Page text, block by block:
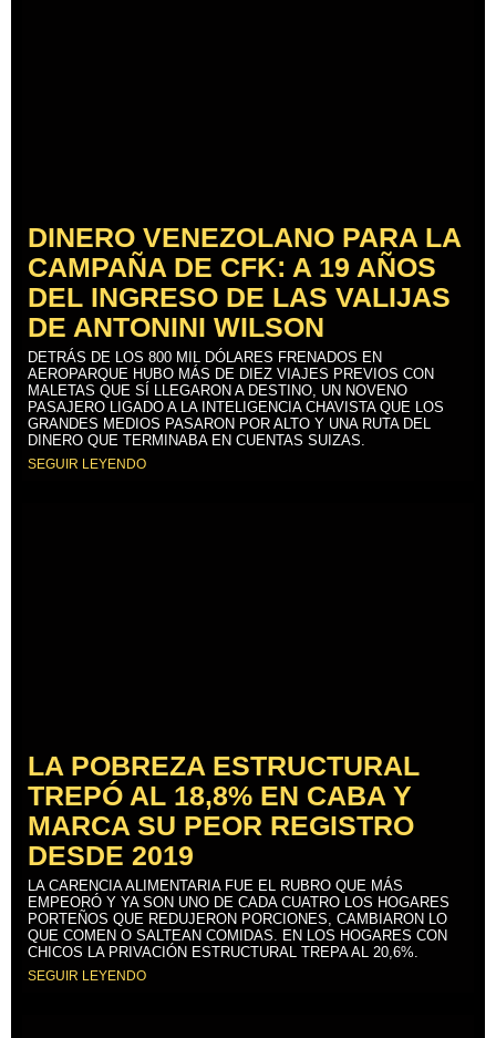
DINERO VENEZOLANO PARA LA
CAMPAÑA DE CFK: A 19 AÑOS
DEL INGRESO DE LAS VALIJAS
DE ANTONINI WILSON
DETRÁS DE LOS 800 MIL DÓLARES FRENADOS EN
AEROPARQUE HUBO MÁS DE DIEZ VIAJES PREVIOS CON
MALETAS QUE SÍ LLEGARON A DESTINO, UN NOVENO
PASAJERO LIGADO A LA INTELIGENCIA CHAVISTA QUE LOS
GRANDES MEDIOS PASARON POR ALTO Y UNA RUTA DEL
DINERO QUE TERMINABA EN CUENTAS SUIZAS.
SEGUIR LEYENDO
LA POBREZA ESTRUCTURAL
TREPÓ AL 18,8% EN CABA Y
MARCA SU PEOR REGISTRO
DESDE 2019
LA CARENCIA ALIMENTARIA FUE EL RUBRO QUE MÁS
EMPEORÓ Y YA SON UNO DE CADA CUATRO LOS HOGARES
PORTEÑOS QUE REDUJERON PORCIONES, CAMBIARON LO
QUE COMEN O SALTEAN COMIDAS. EN LOS HOGARES CON
CHICOS LA PRIVACIÓN ESTRUCTURAL TREPA AL 20,6%.
SEGUIR LEYENDO